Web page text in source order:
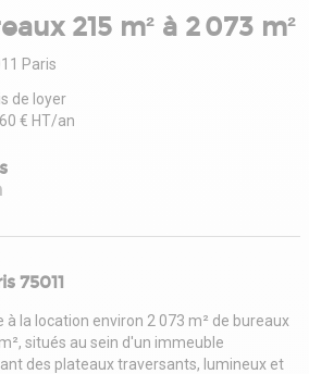
215 m² à 2 073 m²
Paris
de loyer
€ HT/an
75011
à la location environ 2 073 m² de bureaux
situés au sein d'un immeuble
des plateaux traversants, lumineux et